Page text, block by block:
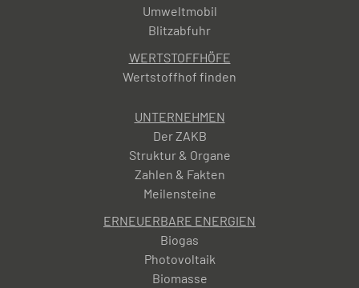
Umweltmobil
Blitzabfuhr
WERTSTOFFHÖFE
Wertstoffhof finden
UNTERNEHMEN
Der ZAKB
Struktur & Organe
Zahlen & Fakten
Meilensteine
ERNEUERBARE ENERGIEN
Biogas
Photovoltaik
Biomasse